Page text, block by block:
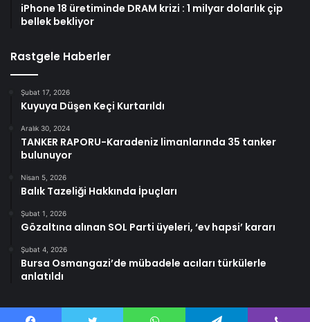
iPhone 18 üretiminde DRAM krizi : 1 milyar dolarlık çip
bellek bekliyor
Rastgele Haberler
Şubat 17, 2026
Kuyuya Düşen Keçi Kurtarıldı
Aralık 30, 2024
TANKER RAPORU-Karadeniz limanlarında 35 tanker
bulunuyor
Nisan 5, 2026
Balık Tazeliği Hakkında İpuçları
Şubat 1, 2026
Gözaltına alınan SOL Parti üyeleri, ‘ev hapsi’ kararı
Şubat 4, 2026
Bursa Osmangazi’de mübadele acıları türkülerle
anlatıldı